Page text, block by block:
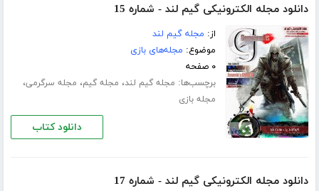
دانلود مجله الکترونیکی گیم لند - شماره 15
از: مجله گیم لند
موضوع: مجله‌های بازی
۰ صفحه
برچسب‌ها: مجله گیم لند، مجله گیم، مجله سرگرمی،
مجله بازی
دانلود کتاب
دانلود مجله الکترونیکی گیم لند - شماره 17